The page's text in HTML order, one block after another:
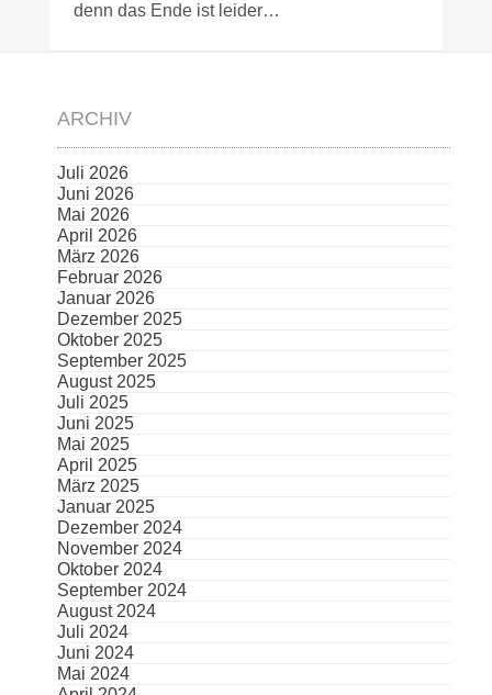
denn das Ende ist leider…
ARCHIV
Juli 2026
Juni 2026
Mai 2026
April 2026
März 2026
Februar 2026
Januar 2026
Dezember 2025
Oktober 2025
September 2025
August 2025
Juli 2025
Juni 2025
Mai 2025
April 2025
März 2025
Januar 2025
Dezember 2024
November 2024
Oktober 2024
September 2024
August 2024
Juli 2024
Juni 2024
Mai 2024